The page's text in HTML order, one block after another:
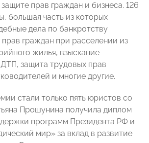
прав граждан и бизнеса. 126
большая часть из которых
дела по банкротству
граждан при расселении из
жилья, взыскание
защита трудовых прав
и многие другие.
стали только пять юристов со
Прошунина получила диплом
программ Президента РФ и
мир» за вклад в развитие